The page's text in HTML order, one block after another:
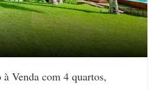
Venda com 4 quartos,